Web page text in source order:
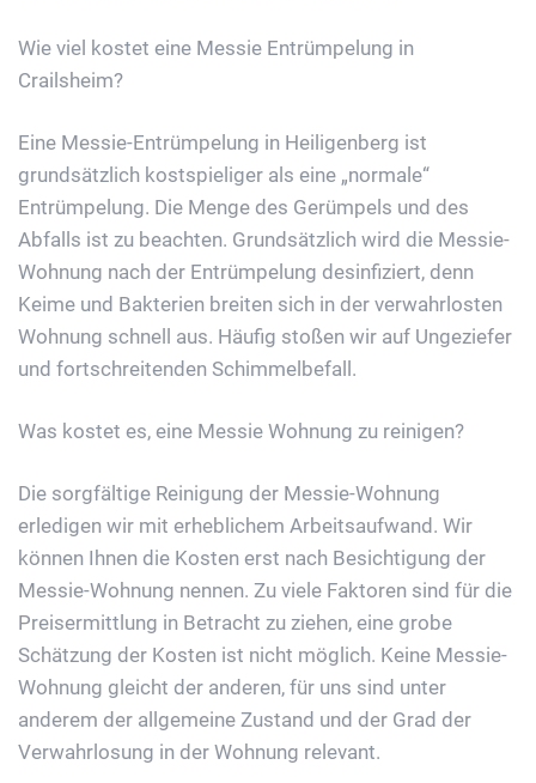
Wie viel kostet eine Messie Entrümpelung in
Crailsheim?
Eine Messie-Entrümpelung in Heiligenberg ist
grundsätzlich kostspieliger als eine „normale“
Entrümpelung. Die Menge des Gerümpels und des
Abfalls ist zu beachten. Grundsätzlich wird die Messie-
Wohnung nach der Entrümpelung desinfiziert, denn
Keime und Bakterien breiten sich in der verwahrlosten
Wohnung schnell aus. Häufig stoßen wir auf Ungeziefer
und fortschreitenden Schimmelbefall.
Was kostet es, eine Messie Wohnung zu reinigen?
Die sorgfältige Reinigung der Messie-Wohnung
erledigen wir mit erheblichem Arbeitsaufwand. Wir
können Ihnen die Kosten erst nach Besichtigung der
Messie-Wohnung nennen. Zu viele Faktoren sind für die
Preisermittlung in Betracht zu ziehen, eine grobe
Schätzung der Kosten ist nicht möglich. Keine Messie-
Wohnung gleicht der anderen, für uns sind unter
anderem der allgemeine Zustand und der Grad der
Verwahrlosung in der Wohnung relevant.